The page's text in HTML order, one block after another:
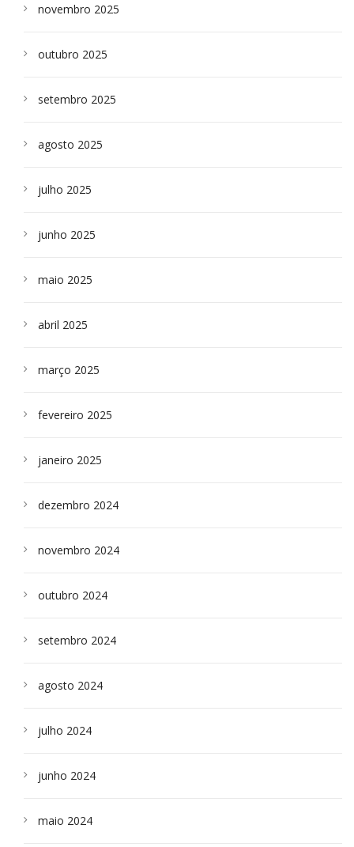
novembro 2025
outubro 2025
setembro 2025
agosto 2025
julho 2025
junho 2025
maio 2025
abril 2025
março 2025
fevereiro 2025
janeiro 2025
dezembro 2024
novembro 2024
outubro 2024
setembro 2024
agosto 2024
julho 2024
junho 2024
maio 2024